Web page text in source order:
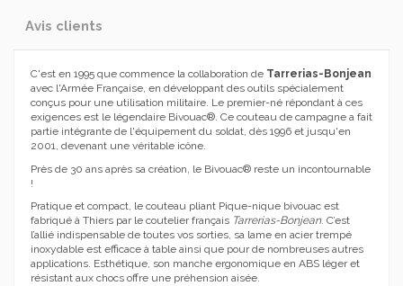
Avis clients
C'est en 1995 que commence la collaboration de Tarrerias-Bonjean
avec l'Armée Française, en développant des outils spécialement
conçus pour une utilisation militaire. Le premier-né répondant à ces
exigences est le légendaire Bivouac®. Ce couteau de campagne a fait
partie intégrante de l'équipement du soldat, dès 1996 et jusqu'en
2001, devenant une véritable icône.
Près de 30 ans après sa création, le Bivouac® reste un incontournable
!
Pratique et compact, le couteau pliant Pique-nique bivouac est
fabriqué à Thiers par le coutelier français Tarrerias-Bonjean. C’est
l’allié indispensable de toutes vos sorties, sa lame en acier trempé
inoxydable est efficace à table ainsi que pour de nombreuses autres
applications. Esthétique, son manche ergonomique en ABS léger et
résistant aux chocs offre une préhension aisée.